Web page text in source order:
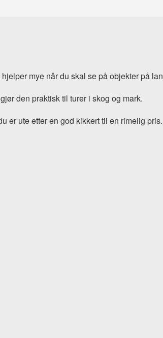
mye når du skal se på objekter på
den praktisk til turer i skog og mark.
er ute etter en god kikkert til en rimelig pris.